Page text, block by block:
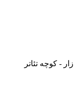
- کوچه تئاتر